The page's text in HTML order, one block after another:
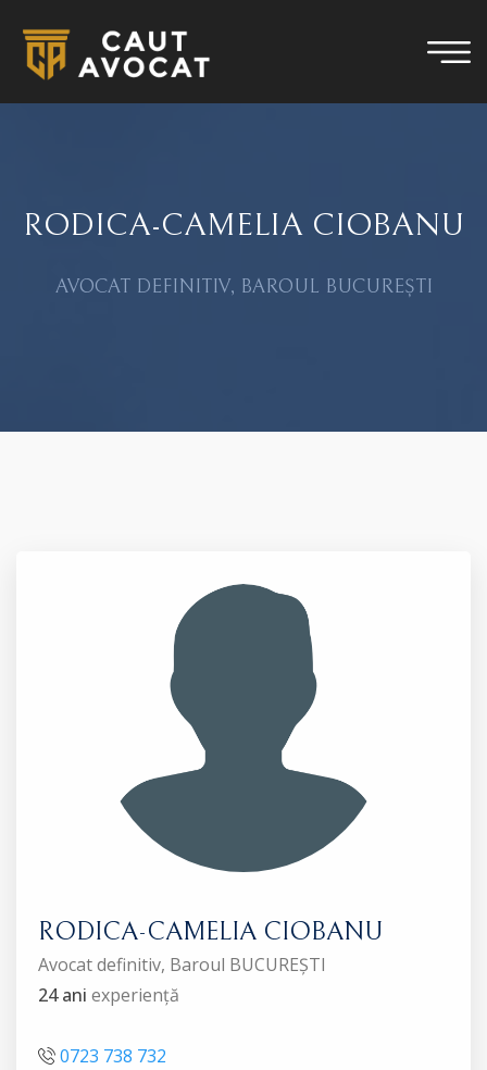
RODICA-CAMELIA CIOBANU
AVOCAT DEFINITIV, BAROUL BUCUREȘTI
RODICA-CAMELIA CIOBANU
Avocat definitiv, Baroul BUCUREȘTI
24 ani experiență
0723 738 732